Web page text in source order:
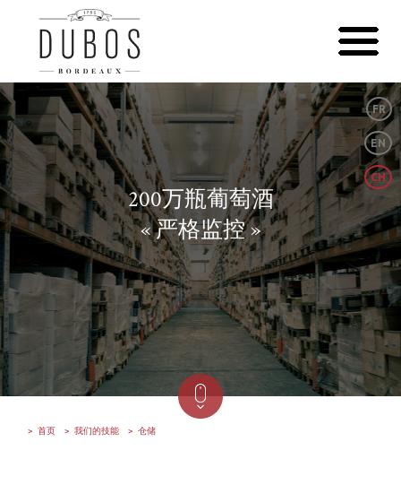
FR
EN
CH
200万瓶葡萄酒
« 严格监控 »
首页 我们的技能 仓储